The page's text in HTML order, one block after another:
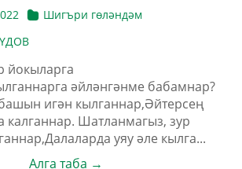
Шигъри гөләндәм
йокыларга
әйләнгәнме бабамнар?
игән кылганнар,Әйтерсең
калганнар. Шатланмагыз, зур
уяу әле кылга...
Алга таба →